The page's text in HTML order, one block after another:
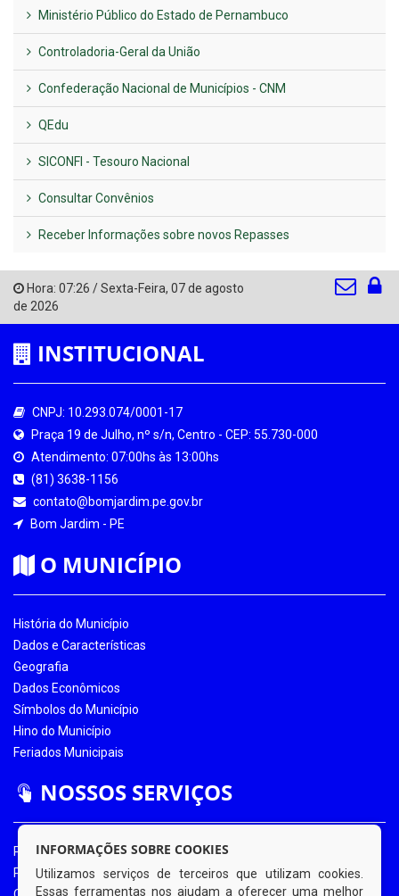
Ministério Público do Estado de Pernambuco
Controladoria-Geral da União
Confederação Nacional de Municípios - CNM
QEdu
SICONFI - Tesouro Nacional
Consultar Convênios
Receber Informações sobre novos Repasses
Hora: 07:26 /Sexta-Feira, 07 de agosto
de 2026
INSTITUCIONAL
CNPJ: 10.293.074/0001-17
Praça 19 de Julho, nº s/n, Centro - CEP: 55.730-000
Atendimento: 07:00hs às 13:00hs
(81) 3638-1156
contato@bomjardim.pe.gov.br
Bom Jardim - PE
O MUNICÍPIO
História do Município
Dados e Características
Geografia
Dados Econômicos
Símbolos do Município
Hino do Município
Feriados Municipais
NOSSOS SERVIÇOS
Portal da Transparência
Portal da Transparência COVID-19
INFORMAÇÕES SOBRE COOKIES
Utilizamos serviços de terceiros que utilizam cookies.
Essas ferramentas nos ajudam a oferecer uma melhor